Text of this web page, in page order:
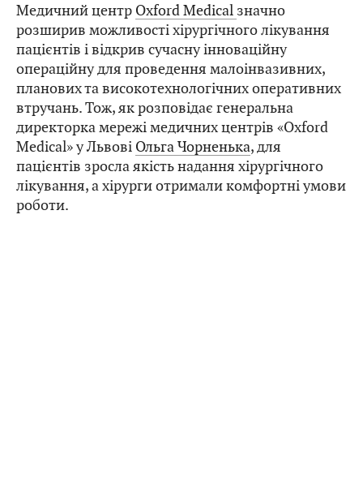
Медичний центр Oxford Medical значно
розширив можливості хірургічного лікування
пацієнтів і відкрив сучасну інноваційну
операційну для проведення малоінвазивних,
планових та високотехнологічних оперативних
втручань. Тож, як розповідає генеральна
директорка мережі медичних центрів «Oxford
Medical» у Львові Ольга Чорненька, для
пацієнтів зросла якість надання хірургічного
лікування, а хірурги отримали комфортні умови
роботи.